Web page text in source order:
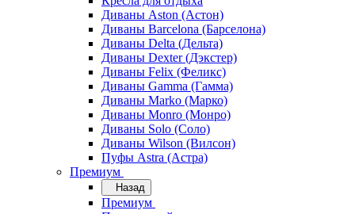
Диваны Aston (Астон)
Диваны Barcelona (Барселона)
Диваны Delta (Дельта)
Диваны Dexter (Дэкстер)
Диваны Felix (Феликс)
Диваны Gamma (Гамма)
Диваны Marko (Марко)
Диваны Monro (Монро)
Диваны Solo (Соло)
Диваны Wilson (Вилсон)
Пуфы Astra (Астра)
Премиум
Назад
Премиум